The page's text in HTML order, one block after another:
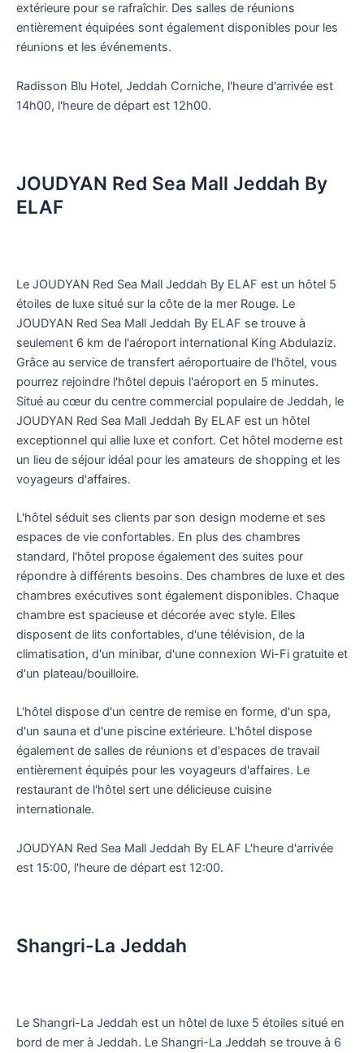
extérieure pour se rafraîchir. Des salles de réunions
entièrement équipées sont également disponibles pour les
réunions et les événements.
Radisson Blu Hotel, Jeddah Corniche, l'heure d'arrivée est
14h00, l'heure de départ est 12h00.
JOUDYAN Red Sea Mall Jeddah By
ELAF
Le JOUDYAN Red Sea Mall Jeddah By ELAF est un hôtel 5
étoiles de luxe situé sur la côte de la mer Rouge. Le
JOUDYAN Red Sea Mall Jeddah By ELAF se trouve à
seulement 6 km de l'aéroport international King Abdulaziz.
Grâce au service de transfert aéroportuaire de l'hôtel, vous
pourrez rejoindre l'hôtel depuis l'aéroport en 5 minutes.
Situé au cœur du centre commercial populaire de Jeddah, le
JOUDYAN Red Sea Mall Jeddah By ELAF est un hôtel
exceptionnel qui allie luxe et confort. Cet hôtel moderne est
un lieu de séjour idéal pour les amateurs de shopping et les
voyageurs d'affaires.
L'hôtel séduit ses clients par son design moderne et ses
espaces de vie confortables. En plus des chambres
standard, l'hôtel propose également des suites pour
répondre à différents besoins. Des chambres de luxe et des
chambres exécutives sont également disponibles. Chaque
chambre est spacieuse et décorée avec style. Elles
disposent de lits confortables, d'une télévision, de la
climatisation, d'un minibar, d'une connexion Wi-Fi gratuite et
d'un plateau/bouilloire.
L'hôtel dispose d'un centre de remise en forme, d'un spa,
d'un sauna et d'une piscine extérieure. L'hôtel dispose
également de salles de réunions et d'espaces de travail
entièrement équipés pour les voyageurs d'affaires. Le
restaurant de l'hôtel sert une délicieuse cuisine
internationale.
JOUDYAN Red Sea Mall Jeddah By ELAF L'heure d'arrivée
est 15:00, l'heure de départ est 12:00.
Shangri-La Jeddah
Le Shangri-La Jeddah est un hôtel de luxe 5 étoiles situé en
bord de mer à Jeddah. Le Shangri-La Jeddah se trouve à 6